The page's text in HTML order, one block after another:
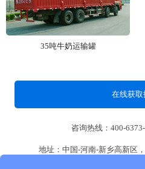
35吨牛奶运输罐
在线获取
咨询热线：400-
地址：中国-河南-新乡高新区